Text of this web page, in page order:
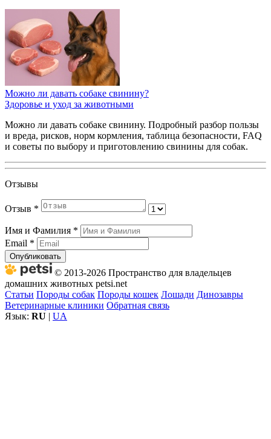
Можно ли давать собаке свинину?
Здоровье и уход за животными
Можно ли давать собаке свинину. Подробный разбор пользы
и вреда, рисков, норм кормления, таблица безопасности, FAQ
и советы по выбору и приготовлению свинины для собак.
Отзывы
Отзыв *
Имя и Фамилия *
Email *
Опубликовать
© 2013-2026 Пространство для владельцев
домашних животных petsi.net
Статьи Породы собак Породы кошек Лошади Динозавры
Ветеринарные клиники Обратная связь
Язык: RU | UA